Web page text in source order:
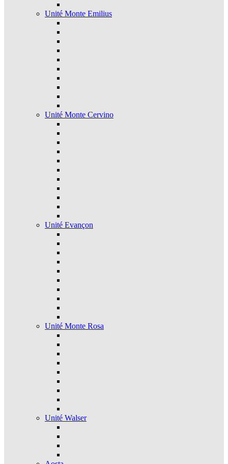
Unité Monte Emilius
Unité Monte Cervino
Unité Evançon
Unité Monte Rosa
Unité Walser